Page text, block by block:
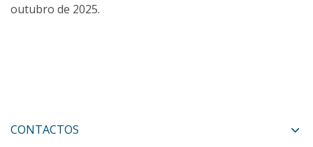
outubro de 2025.
CONTACTOS